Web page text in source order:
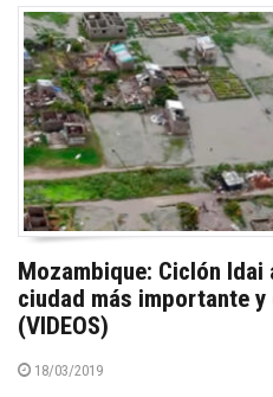
Mozambique: Ciclón Idai
ciudad más importante
(VIDEOS)
18/03/2019